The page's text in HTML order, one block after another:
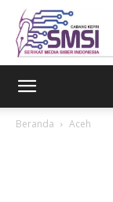
Beranda Aceh